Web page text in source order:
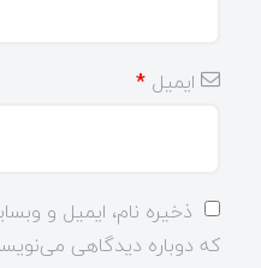
ایمیل *
ذخیره نام، ایمیل و
که دوباره دیدگاهی